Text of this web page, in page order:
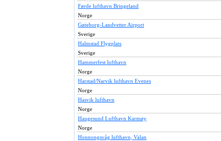
Førde lufthavn Bringeland
Norge
Gøteborg-Landvetter Airport
Sverige
Halmstad Flygplats
Sverige
Hammerfest lufthavn
Norge
Harstad/Narvik lufthavn Evenes
Norge
Hasvik lufthavn
Norge
Haugesund Lufthavn Karmøy
Norge
Honnongsvåg lufthavn, Valan